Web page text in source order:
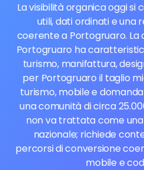
La visibilità organica oggi
utili, dati ordinati e una
coerente a Portogruaro. La
Portogruaro ha
turismo, manifattura,
per Portogruaro il taglio
turismo, mobile e
una comunità di circa
non va trattata come
nazionale; richiede
percorsi di conversione
mobile e